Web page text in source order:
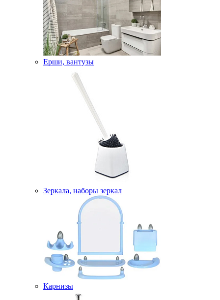
Ерши, вантузы
Зеркала, наборы зеркал
Карнизы